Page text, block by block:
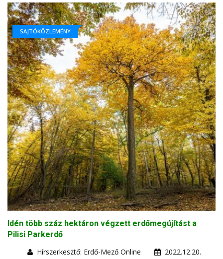
SAJTÓKÖZLEMÉNY
Idén több száz hektáron végzett erdőmegújítást a
Pilisi Parkerdő
Hírszerkesztő: Erdő-Mező Online
2022.12.20.